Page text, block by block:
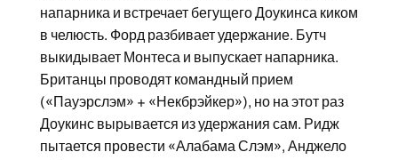
напарника и встречает бегущего Доукинса киком
в челюсть. Форд разбивает удержание. Бутч
выкидывает Монтеса и выпускает напарника.
Британцы проводят командный прием
(«Пауэрслэм» + «Некбрэйкер»), но на этот раз
Доукинс вырывается из удержания сам. Ридж
пытается провести «Алабама Слэм», Анджело